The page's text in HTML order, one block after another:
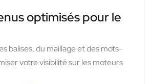
optimisés pour le
balises, du maillage et des mots-
votre visibilité sur les moteurs